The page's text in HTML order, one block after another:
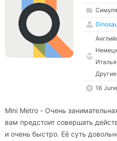
Другие
16
Mini Metro - Очень
вам предстоит совершать
и очень быстро. Её суть